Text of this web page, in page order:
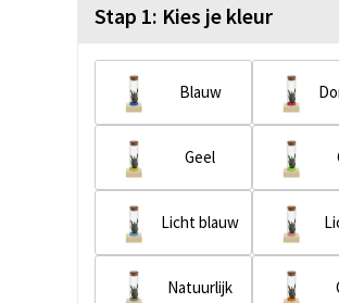
Stap 1: Kies je kleur
Blauw
Geel
Licht blauw
Natuurlijk